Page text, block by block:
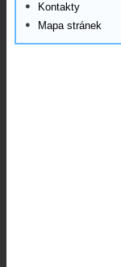
Kontakty
Mapa stránek